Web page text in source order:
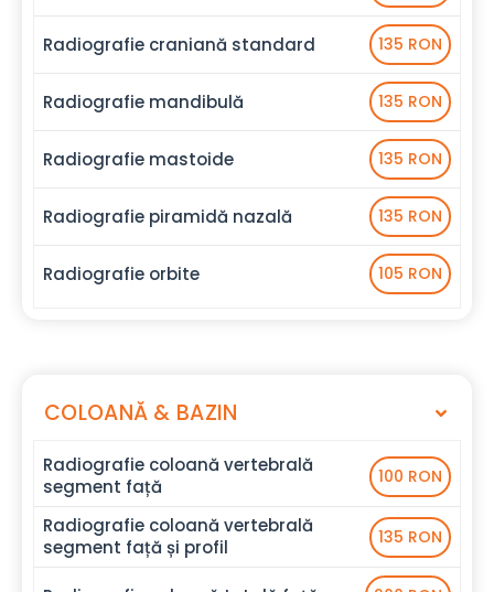
Radiografie craniană standard 135 RON
Radiografie mandibulă 135 RON
Radiografie mastoide 135 RON
Radiografie piramidă nazală 135 RON
Radiografie orbite 105 RON
COLOANĂ & BAZIN
Radiografie coloană vertebrală
segment față
100 RON
Radiografie coloană vertebrală
segment față și profil
135 RON